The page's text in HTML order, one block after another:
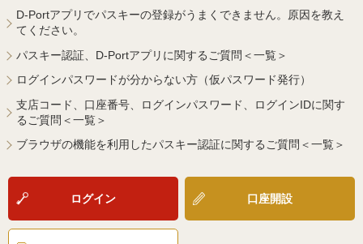
D-Portアプリでパスキーの登録がうまくできません。原因を教え
てください。
パスキー認証、D-Portアプリに関するご質問＜一覧＞
ログインパスワードが分からない方（仮パスワード発行）
支店コード、口座番号、ログインパスワード、ログインIDに関す
るご質問＜一覧＞
ブラウザの機能を利用したパスキー認証に関するご質問＜一覧＞
ログイン 口座開設